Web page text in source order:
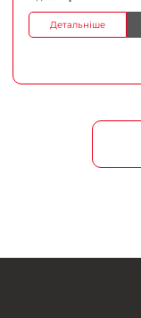
Детальніше